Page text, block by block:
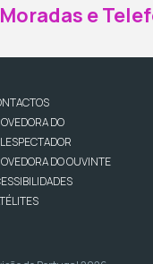
Moradas e
DO
DO OUVINTE